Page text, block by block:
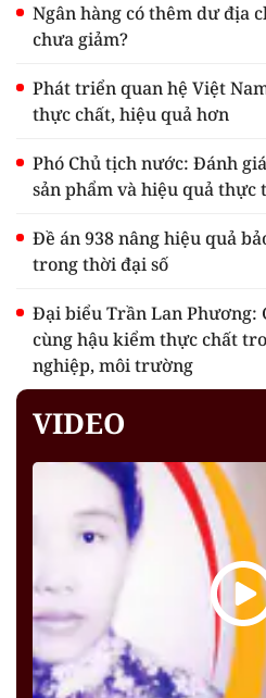
Ngân hàng có thêm dư địa
chưa giảm?
Phát triển quan hệ Việt
thực chất, hiệu quả hơn
Phó Chủ tịch nước: Đánh
sản phẩm và hiệu quả thực
Đề án 938 nâng hiệu quả
trong thời đại số
Đại biểu Trần Lan
cùng hậu kiểm thực chất
nghiệp, môi trường
VIDEO